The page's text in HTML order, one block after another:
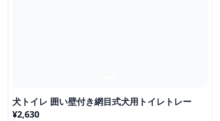
犬トイレ 囲い壁付き網目式犬用トイレトレー
¥2,630